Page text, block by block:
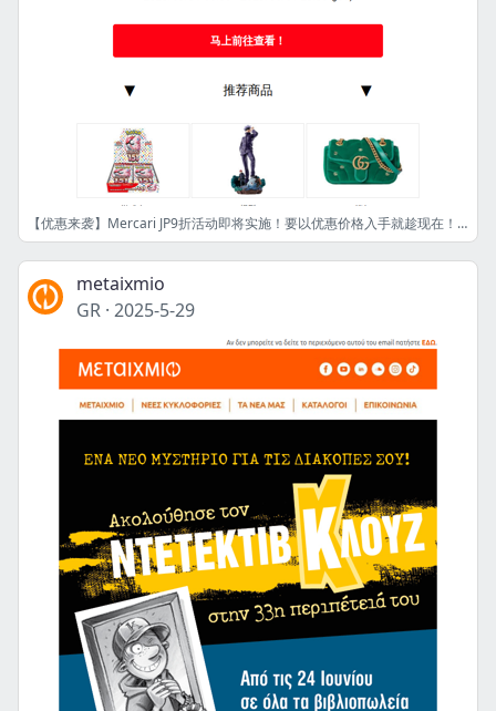
【优惠来袭】Mercari JP9折活动即将实施！要以优惠价格入手就趁现在！ [OM]
metaixmio
GR · 2025-5-29